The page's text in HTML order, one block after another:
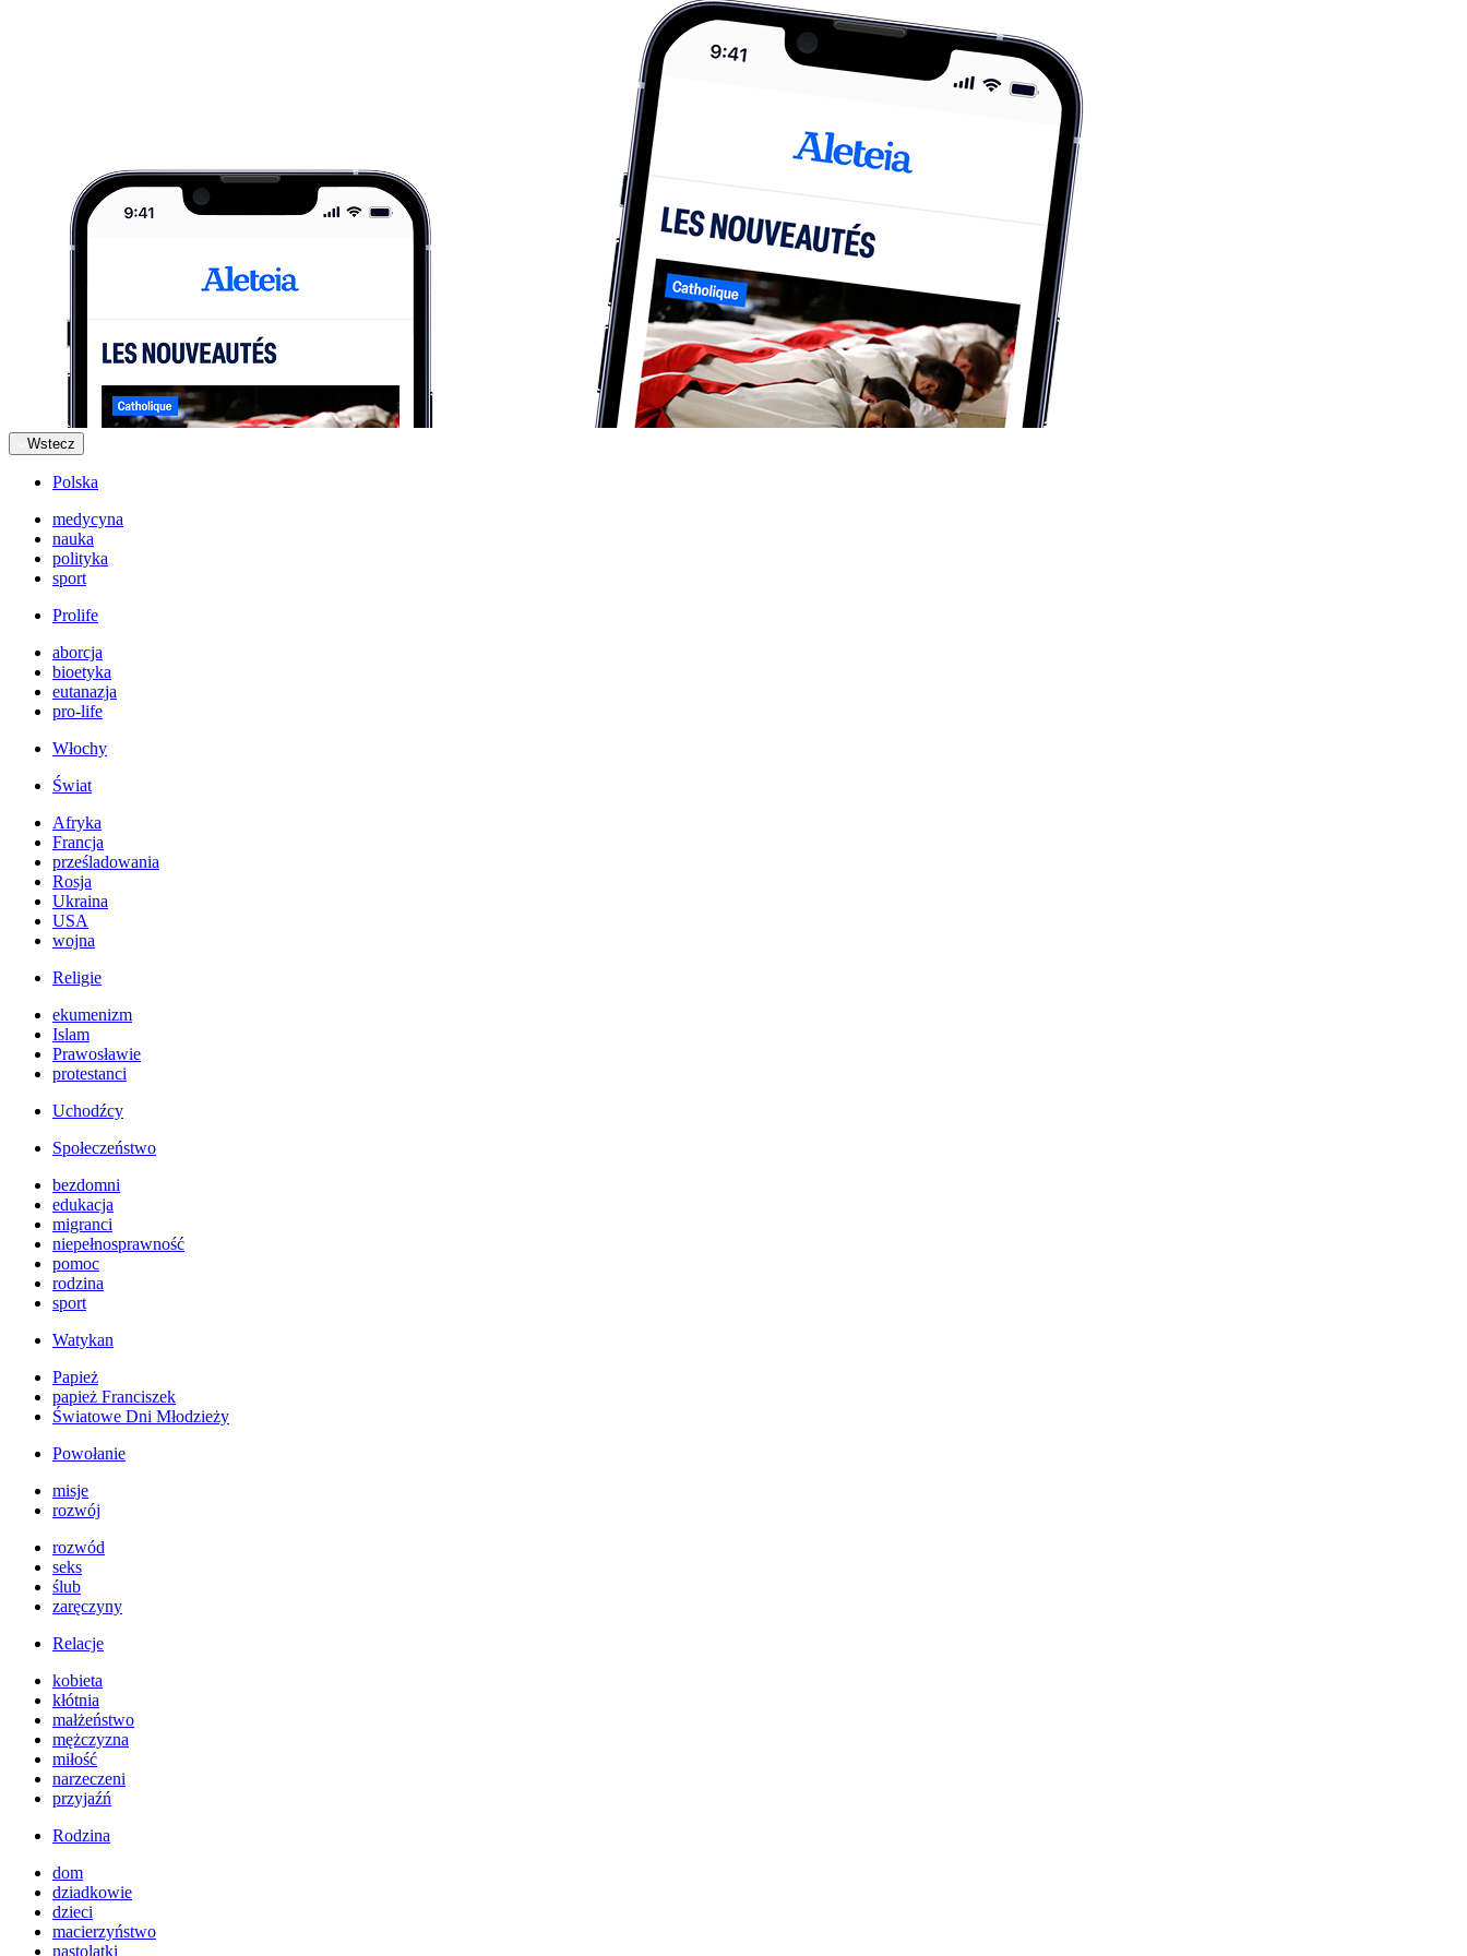
Wstecz
Polska
medycyna
nauka
polityka
sport
Prolife
aborcja
bioetyka
eutanazja
pro-life
Włochy
Świat
Afryka
Francja
prześladowania
Rosja
Ukraina
USA
wojna
Religie
ekumenizm
Islam
Prawosławie
protestanci
Uchodźcy
Społeczeństwo
bezdomni
edukacja
migranci
niepełnosprawność
pomoc
rodzina
sport
Watykan
Papież
papież Franciszek
Światowe Dni Młodzieży
Powołanie
misje
rozwój
rozwód
seks
ślub
zaręczyny
Relacje
kobieta
kłótnia
małżeństwo
mężczyzna
miłość
narzeczeni
przyjaźń
Rodzina
dom
dziadkowie
dzieci
macierzyństwo
nastolatki